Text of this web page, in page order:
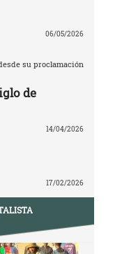
06/05/2026
su proclamación
de
14/04/2026
17/02/2026